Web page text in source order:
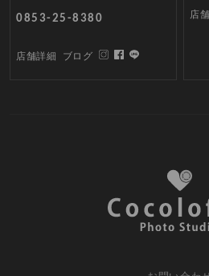
0853-25-8380
店舗詳細 ブログ
店